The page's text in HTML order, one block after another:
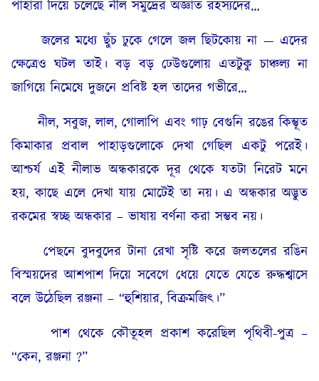
পাহারা দিয়ে চলেছে নীল সমুদ্রের অজ্ঞাত রহস্যদের…
জলের মধ্যে ছুঁচ ঢুকে গেলে জল ছিটকোয় না — এদের
ক্ষেত্রেও ঘটল তাই। বড় বড় ঢেউগুলোয় এতটুকু চাঞ্চল্য না
জাগিয়ে নিমেষে দুজনে প্রবিষ্ট হল তাদের গভীরে…
নীল, সবুজ, লাল, গোলাপি এবং গাঢ় বেগুনি রঙের কিম্ভূত
কিমাকার প্রবাল পাহাড়গুলোকে দেখা গেছিল একটু পরেই।
আশ্চর্য এই নীলাভ অন্ধকারকে দূর থেকে যতটা নিরেট মনে
হয়, কাছে এলে দেখা যায় মোটেই তা নয়। এ অন্ধকার অদ্ভুত
রকমের স্বচ্ছ অন্ধকার – ভাষায় বর্ণনা করা সম্ভব নয়।
পেছনে বুদবুদের টানা রেখা সৃষ্টি করে জলতলের রঙিন
বিস্ময়দের আশপাশ দিয়ে সবেগে ধেয়ে যেতে যেতে রুদ্ধশ্বাসে
বলে উঠেছিল রঞ্জনা – “হুশিয়ার, বিক্ৰমজিৎ।”
পাশ থেকে কৌতূহল প্রকাশ করেছিল পৃথিবী-পুত্র –
“কেন, রঞ্জনা ?”